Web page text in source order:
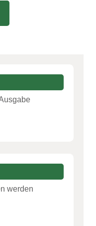
werden